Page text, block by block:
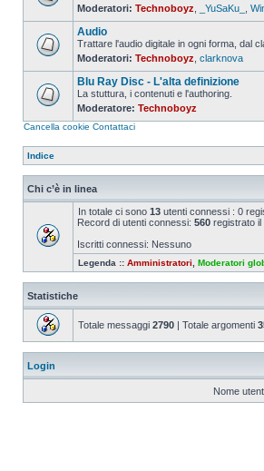
Nessun
messaggio
da
leggere
Moderatori: Technoboyz _YuSaKu_
Nessun
messaggio
da
leggere
Audio
Trattare l'audio digitale in ogni forma, dal
Moderatori: Technoboyz clarknova
Nessun
messaggio
da
Blu Ray Disc - L'alta definizione
La stuttura, i contenuti e l'authoring.
Moderatore: Technoboyz
Cancella cookie Contattaci
Indice
Chi c’è in linea
In totale ci sono 13 utenti connessi : 0
Record di utenti connessi: 560 registrato il
Iscritti connessi: Nessuno
Legenda :: Amministratori Moderatori
Statistiche
Totale messaggi 2790 | Totale argomenti
Login
Nome